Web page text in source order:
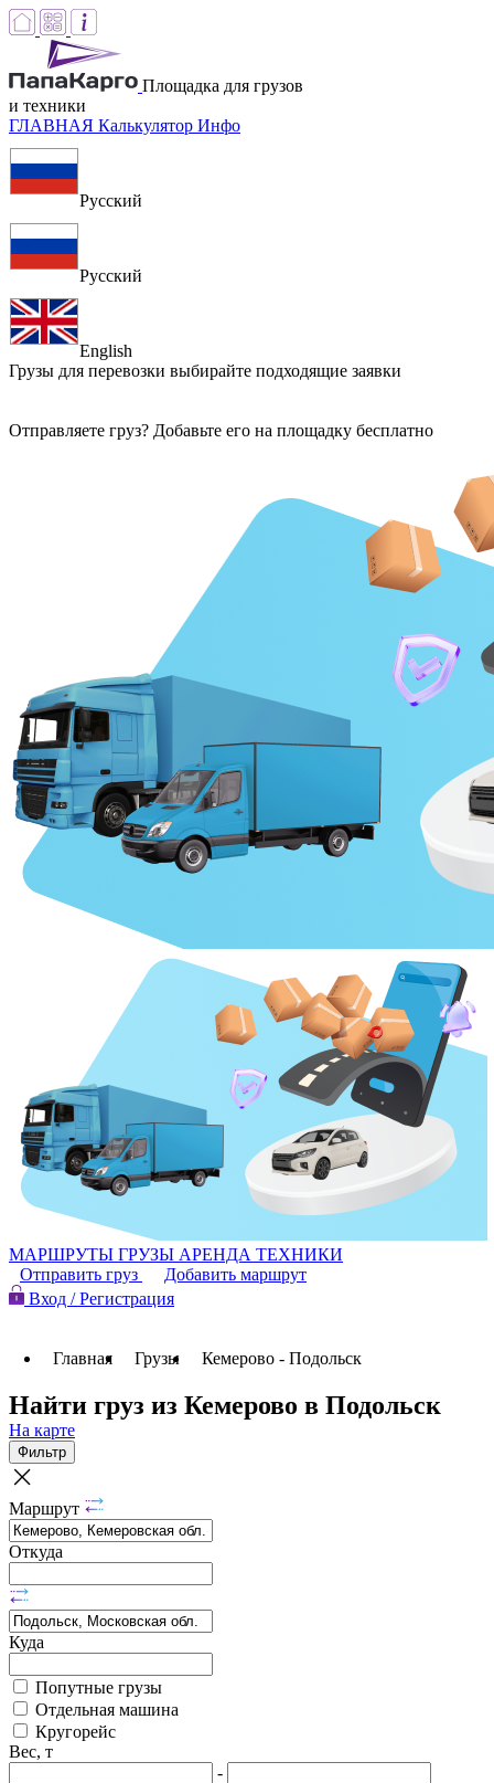
Площадка для грузов
и техники
ГЛАВНАЯ Калькулятор Инфо
Русский
Русский
English
Грузы для перевозки выбирайте подходящие заявки
Отправляете груз? Добавьте его на площадку бесплатно
МАРШРУТЫ ГРУЗЫ АРЕНДА ТЕХНИКИ
Отправить груз
Добавить маршрут
Вход / Регистрация
Главная Грузы Кемерово - Подольск
Найти груз из Кемерово в Подольск
На карте
Фильтр
Маршрут
Откуда
Куда
Попутные грузы
Отдельная машина
Кругорейс
Вес, т
-